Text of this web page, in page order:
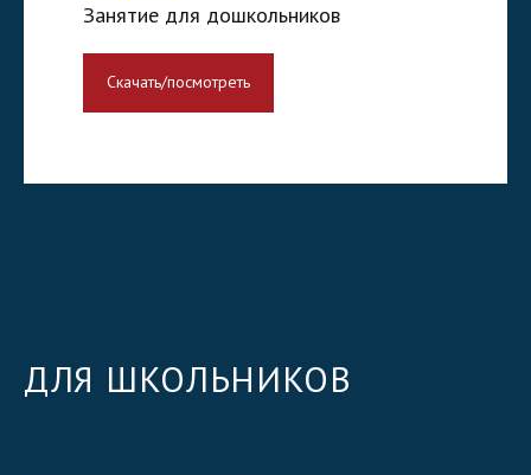
Занятие для дошкольников
Скачать/посмотреть
ДЛЯ ШКОЛЬНИКОВ